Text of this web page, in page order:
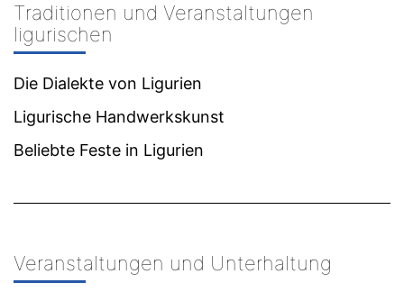
Traditionen und Veranstaltungen
ligurischen
Die Dialekte von Ligurien
Ligurische Handwerkskunst
Beliebte Feste in Ligurien
Veranstaltungen und Unterhaltung